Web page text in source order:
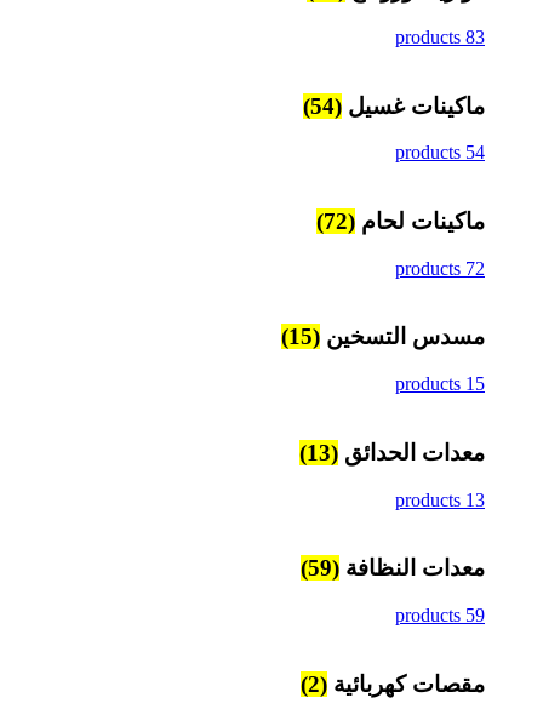
83 products
ماكينات غسيل (54)
54 products
ماكينات لحام (72)
72 products
مسدس التسخين (15)
15 products
معدات الحدائق (13)
13 products
معدات النظافة (59)
59 products
مقصات كهربائية (2)